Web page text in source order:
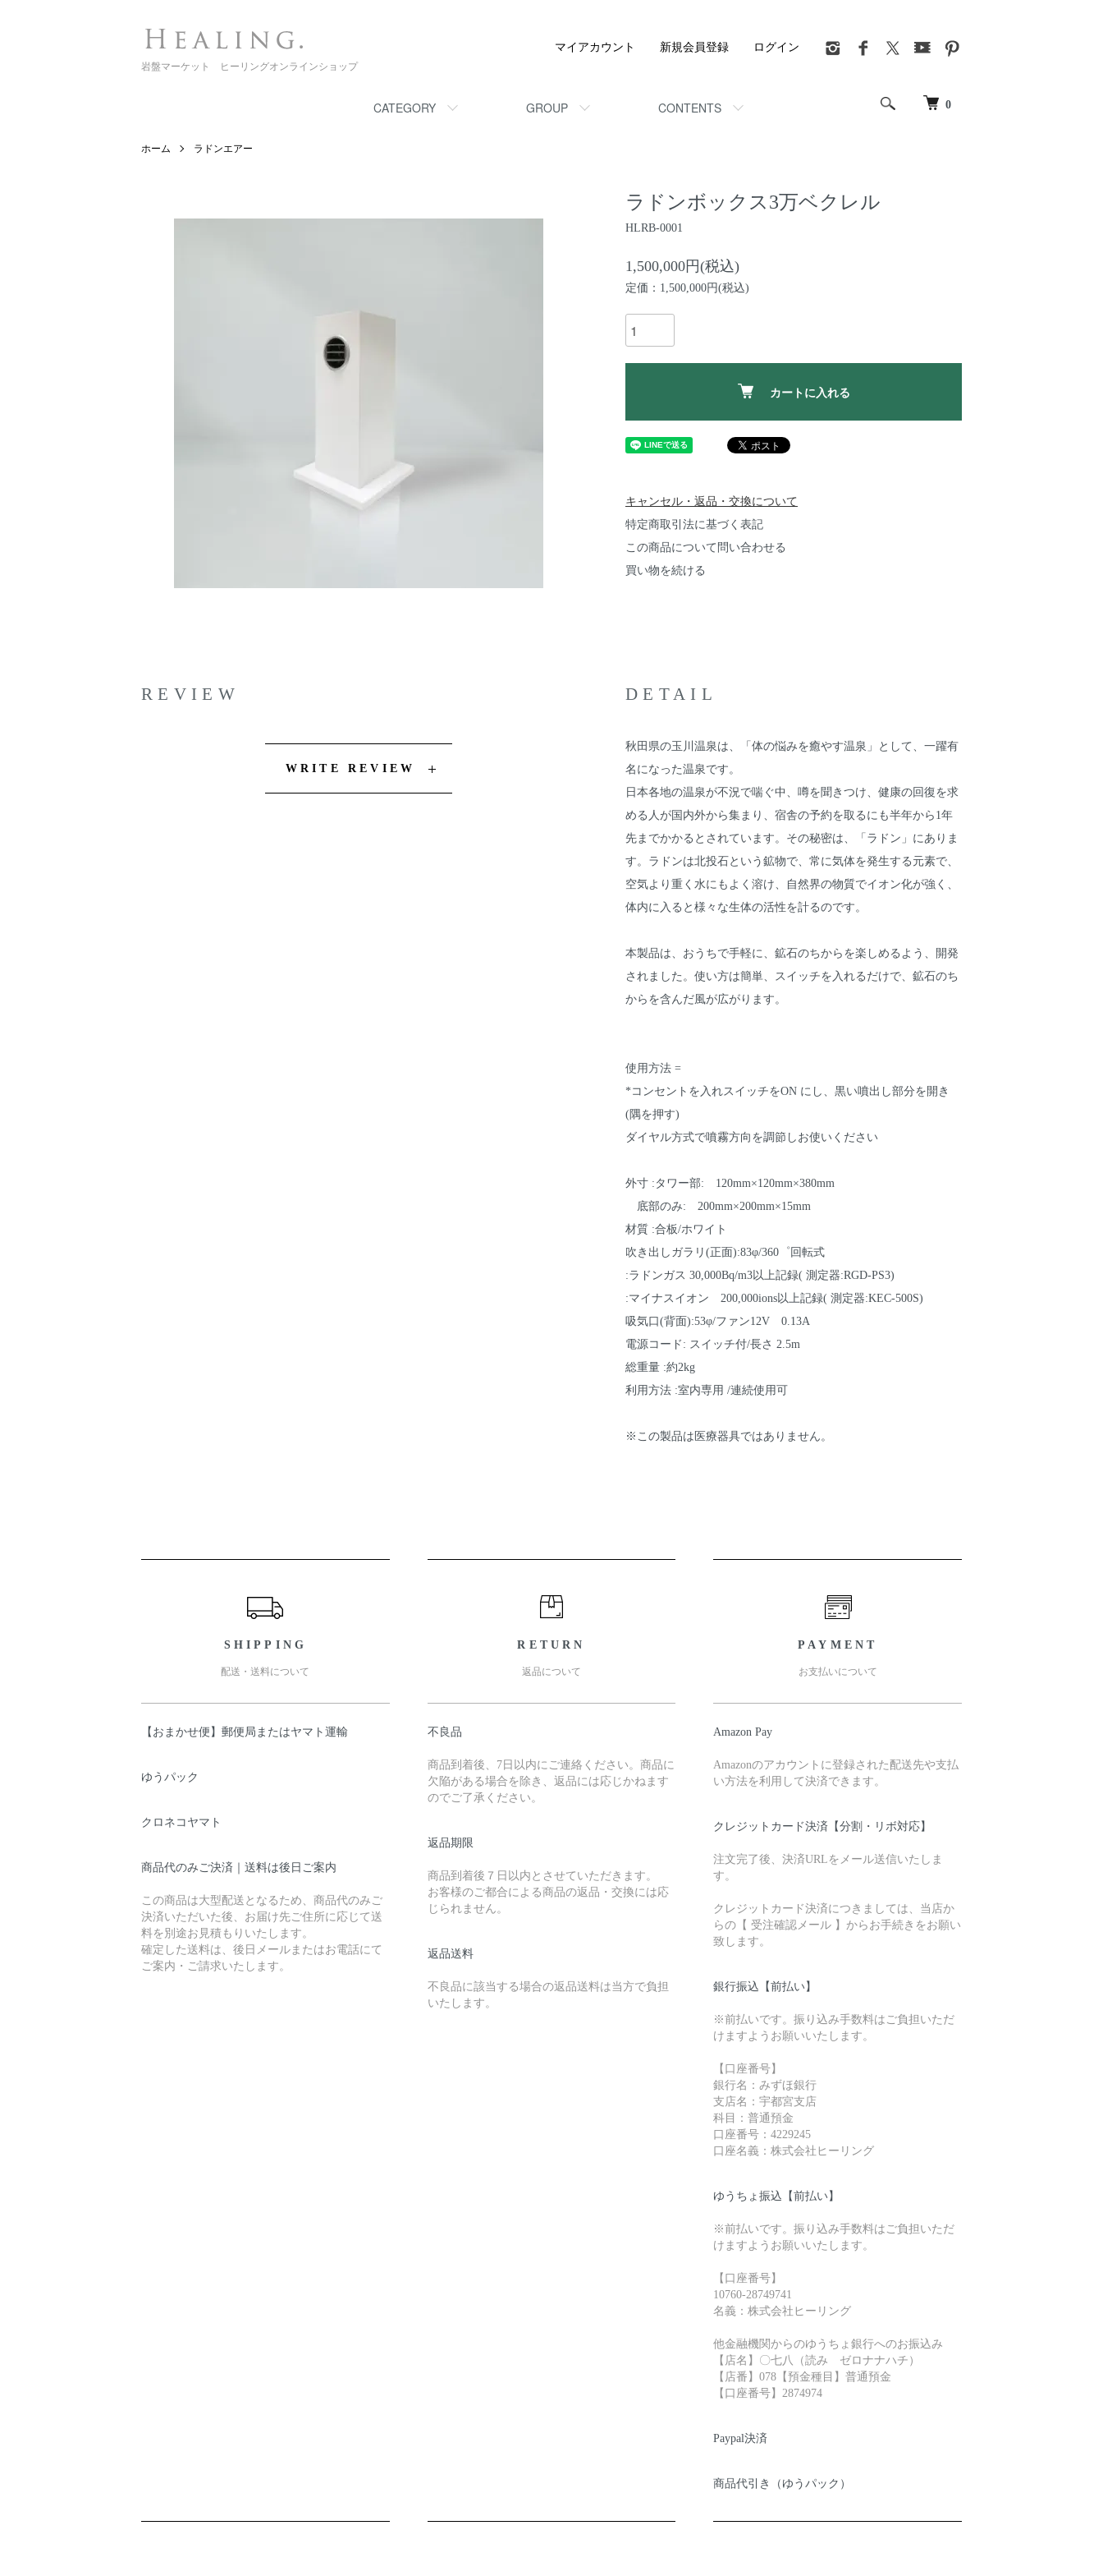
岩盤マーケット ヒーリングオンラインショップ
0
CATEGORY GROUP CONTENTS
マイアカウント 新規会員登録 ログイン
ホーム ラドンエアー
ラドンボックス3万ベクレル
HLRB-0001
1,500,000円(税込)
定価：1,500,000円(税込)
カートに入れる
キャンセル・返品・交換について
特定商取引法に基づく表記
この商品について問い合わせる
買い物を続ける
DETAIL
秋田県の玉川温泉は、「体の悩みを癒やす温泉」として、一躍有
名になった温泉です。
日本各地の温泉が不況で喘ぐ中、噂を聞きつけ、健康の回復を求
める人が国内外から集まり、宿舎の予約を取るにも半年から1年
先までかかるとされています。その秘密は、「ラドン」にありま
す。ラドンは北投石という鉱物で、常に気体を発生する元素で、
空気より重く水にもよく溶け、自然界の物質でイオン化が強く、
体内に入ると様々な生体の活性を計るのです。
本製品は、おうちで手軽に、鉱石のちからを楽しめるよう、開発
されました。使い方は簡単、スイッチを入れるだけで、鉱石のち
からを含んだ風が広がります。
使用方法 =
*コンセントを入れスイッチをON にし、黒い噴出し部分を開き
(隅を押す)
ダイヤル方式で噴霧方向を調節しお使いください
外寸 :タワー部: 120mm×120mm×380mm
底部のみ: 200mm×200mm×15mm
材質 :合板/ホワイト
吹き出しガラリ(正面):83φ/360゜回転式
:ラドンガス 30,000Bq/m3以上記録( 測定器:RGD-PS3)
:マイナスイオン 200,000ions以上記録( 測定器:KEC-500S)
吸気口(背面):53φ/ファン12V 0.13A
電源コード: スイッチ付/長さ 2.5m
総重量 :約2kg
利用方法 :室内専用 /連続使用可
※この製品は医療器具ではありません。
REVIEW
WRITE REVIEW
SHIPPING
配送・送料について
【おまかせ便】郵便局またはヤマト運輸
ゆうパック
クロネコヤマト
商品代のみご決済｜送料は後日ご案内
この商品は大型配送となるため、商品代のみご
決済いただいた後、お届け先ご住所に応じて送
料を別途お見積もりいたします。
確定した送料は、後日メールまたはお電話にて
ご案内・ご請求いたします。
RETURN
返品について
不良品
商品到着後、7日以内にご連絡ください。商品に
欠陥がある場合を除き、返品には応じかねます
のでご了承ください。
返品期限
商品到着後７日以内とさせていただきます。
お客様のご都合による商品の返品・交換には応
じられません。
返品送料
不良品に該当する場合の返品送料は当方で負担
いたします。
PAYMENT
お支払いについて
Amazon Pay
Amazonのアカウントに登録された配送先や支払
い方法を利用して決済できます。
クレジットカード決済【分割・リボ対応】
注文完了後、決済URLをメール送信いたしま
す。
クレジットカード決済につきましては、当店か
らの【 受注確認メール 】からお手続きをお願い
致します。
銀行振込【前払い】
※前払いです。振り込み手数料はご負担いただ
けますようお願いいたします。
【口座番号】
銀行名：みずほ銀行
支店名：宇都宮支店
科目：普通預金
口座番号：4229245
口座名義：株式会社ヒーリング
ゆうちょ振込【前払い】
※前払いです。振り込み手数料はご負担いただ
けますようお願いいたします。
【口座番号】
10760-28749741
名義：株式会社ヒーリング
他金融機関からのゆうちょ銀行へのお振込み
【店名】〇七八（読み ゼロナナハチ）
【店番】078【預金種目】普通預金
【口座番号】2874974
Paypal決済
商品代引き（ゆうパック）